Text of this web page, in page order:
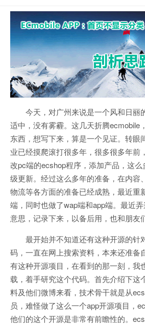
今天，对广州来说是一个风和日丽
适中，没有雾霾。这几天折腾ecmobile
东西，想写下来，算是一个见证。转眼
业已经摸爬滚打很多年，很多很多年前
改pc端的ecshop程序，添加产品，这
级更新。经过这么多年的准备，在内容
物流等各方面的准备已经成熟，最近重
端，同时也做了wap端和app端。最近
意思，记录下来，以备后用，也和朋友
最开始并不知道还有这种开源的针
码，一直在网上搜索资料，本来还准备
有这种开源项目，在看到的那一刻，我
载，着手研究这个代码。首先介绍下这
料及他们微博来看，技术骨干就是从
员，难怪做了这么一个app开源项目，
他们的这个开源是非常有前瞻性的。